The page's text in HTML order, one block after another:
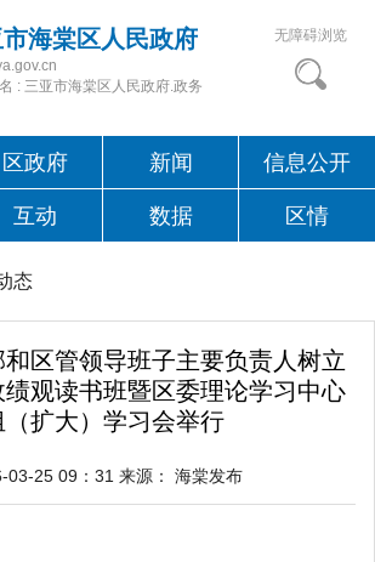
海棠区人民政府
: 三亚市海棠区人民政府.政务
无障碍浏览
区政府 新闻 信息公开
互动 数据 区情
态
区管领导班子主要负责人树立
观读书班暨区委理论学习中心
（扩大）学习会举行
03-25 09：31 来源： 海棠发布